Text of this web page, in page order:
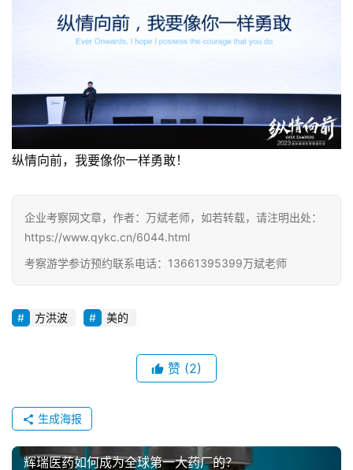
纵情向前，我要像你一样勇敢！
企业考察网文章，作者：万斌老师，如若转载，请注明出处：
https://www.qykc.cn/6044.html
考察游学参访预约联系电话：13661395399万斌老师
方洪波 美的
赞 (2)
生成海报
辉瑞医药如何成为全球第一大药厂的？